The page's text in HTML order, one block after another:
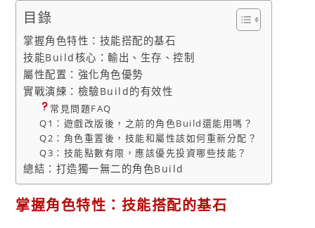
目錄
掌握角色特性：技能搭配的基石
技能Build核心：輸出、生存、控制
屬性配置：強化角色優勢
實戰演練：檢驗Build的有效性
常見問題FAQ
Q1：遊戲改版後，之前的角色Build還能用嗎？
Q2：角色重置後，技能和屬性該如何重新分配？
Q3：技能點數有限，應該優先投資哪些技能？
總結：打造獨一無二的角色Build
掌握角色特性：技能搭配的基石